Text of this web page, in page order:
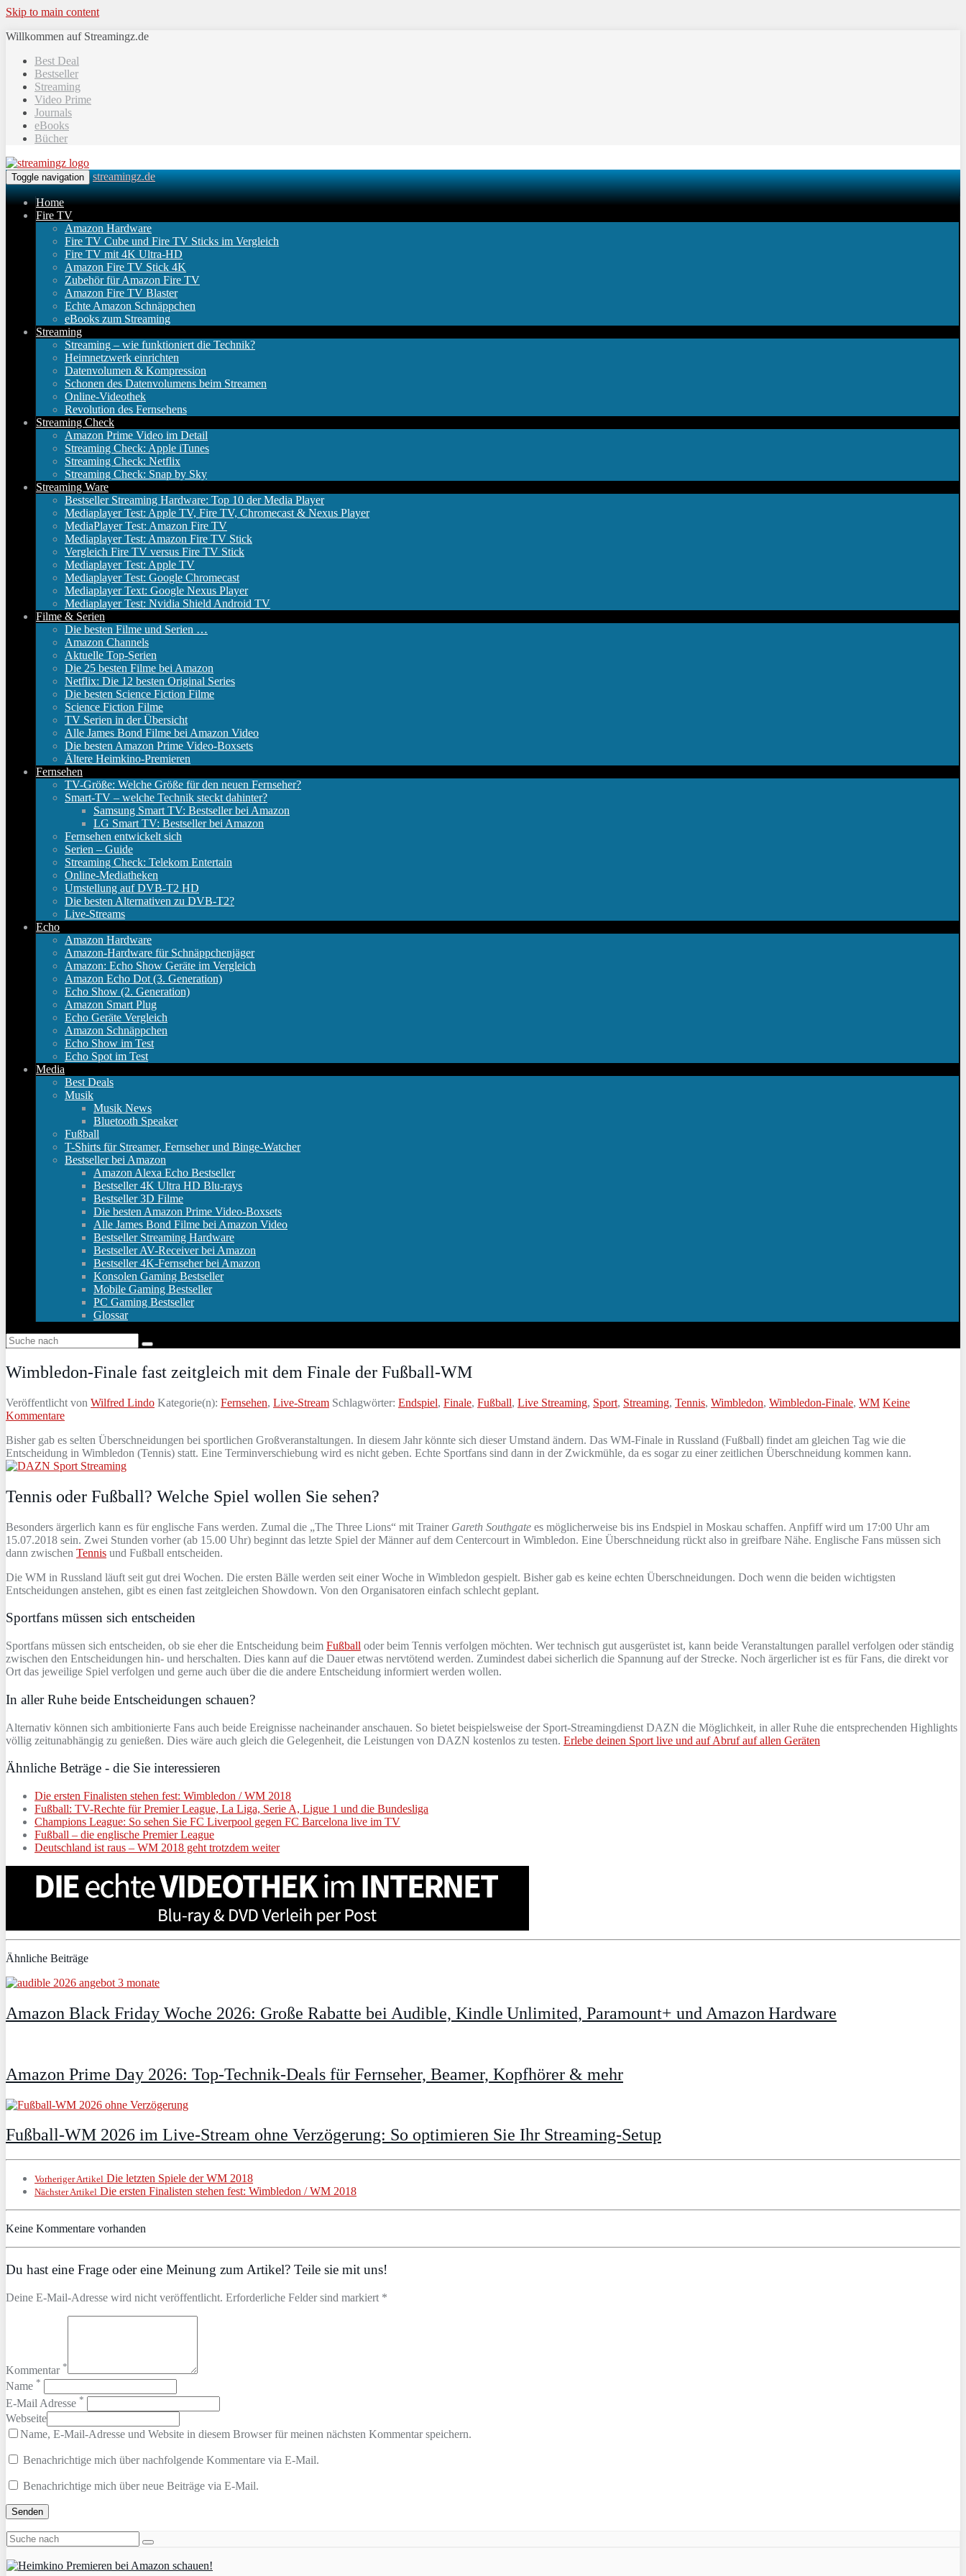
Skip to main content
Willkommen auf Streamingz.de
Best Deal
Bestseller
Streaming
Video Prime
Journals
eBooks
Bücher
Toggle navigation streamingz.de
Home
Fire TV
Amazon Hardware
Fire TV Cube und Fire TV Sticks im Vergleich
Fire TV mit 4K Ultra-HD
Amazon Fire TV Stick 4K
Zubehör für Amazon Fire TV
Amazon Fire TV Blaster
Echte Amazon Schnäppchen
eBooks zum Streaming
Streaming
Streaming – wie funktioniert die Technik?
Heimnetzwerk einrichten
Datenvolumen & Kompression
Schonen des Datenvolumens beim Streamen
Online-Videothek
Revolution des Fernsehens
Streaming Check
Amazon Prime Video im Detail
Streaming Check: Apple iTunes
Streaming Check: Netflix
Streaming Check: Snap by Sky
Streaming Ware
Bestseller Streaming Hardware: Top 10 der Media Player
Mediaplayer Test: Apple TV, Fire TV, Chromecast & Nexus Player
MediaPlayer Test: Amazon Fire TV
Mediaplayer Test: Amazon Fire TV Stick
Vergleich Fire TV versus Fire TV Stick
Mediaplayer Test: Apple TV
Mediaplayer Test: Google Chromecast
Mediaplayer Text: Google Nexus Player
Mediaplayer Test: Nvidia Shield Android TV
Filme & Serien
Die besten Filme und Serien …
Amazon Channels
Aktuelle Top-Serien
Die 25 besten Filme bei Amazon
Netflix: Die 12 besten Original Series
Die besten Science Fiction Filme
Science Fiction Filme
TV Serien in der Übersicht
Alle James Bond Filme bei Amazon Video
Die besten Amazon Prime Video-Boxsets
Ältere Heimkino-Premieren
Fernsehen
TV-Größe: Welche Größe für den neuen Fernseher?
Smart-TV – welche Technik steckt dahinter?
Samsung Smart TV: Bestseller bei Amazon
LG Smart TV: Bestseller bei Amazon
Fernsehen entwickelt sich
Serien – Guide
Streaming Check: Telekom Entertain
Online-Mediatheken
Umstellung auf DVB-T2 HD
Die besten Alternativen zu DVB-T2?
Live-Streams
Echo
Amazon Hardware
Amazon-Hardware für Schnäppchenjäger
Amazon: Echo Show Geräte im Vergleich
Amazon Echo Dot (3. Generation)
Echo Show (2. Generation)
Amazon Smart Plug
Echo Geräte Vergleich
Amazon Schnäppchen
Echo Show im Test
Echo Spot im Test
Media
Best Deals
Musik
Musik News
Bluetooth Speaker
Fußball
T-Shirts für Streamer, Fernseher und Binge-Watcher
Bestseller bei Amazon
Amazon Alexa Echo Bestseller
Bestseller 4K Ultra HD Blu-rays
Bestseller 3D Filme
Die besten Amazon Prime Video-Boxsets
Alle James Bond Filme bei Amazon Video
Bestseller Streaming Hardware
Bestseller AV-Receiver bei Amazon
Bestseller 4K-Fernseher bei Amazon
Konsolen Gaming Bestseller
Mobile Gaming Bestseller
PC Gaming Bestseller
Glossar
Wimbledon-Finale fast zeitgleich mit dem Finale der Fußball-WM
Veröffentlicht von Wilfred Lindo Kategorie(n): Fernsehen, Live-Stream Schlagwörter: Endspiel, Finale, Fußball, Live Streaming, Sport, Streaming, Tennis, Wimbledon, Wimbledon-Finale, WM Keine
Kommentare
Bisher gab es selten Überschneidungen bei sportlichen Großveranstaltungen. In diesem Jahr könnte sich dieser Umstand ändern. Das WM-Finale in Russland (Fußball) findet am gleichen Tag wie die
Entscheidung in Wimbledon (Tennis) statt. Eine Terminverschiebung wird es nicht geben. Echte Sportfans sind dann in der Zwickmühle, da es sogar zu einer zeitlichen Überschneidung kommen kann.
Tennis oder Fußball? Welche Spiel wollen Sie sehen?
Besonders ärgerlich kann es für englische Fans werden. Zumal die „The Three Lions“ mit Trainer Gareth Southgate es möglicherweise bis ins Endspiel in Moskau schaffen. Anpfiff wird um 17:00 Uhr am
15.07.2018 sein. Zwei Stunden vorher (ab 15.00 Uhr) beginnt das letzte Spiel der Männer auf dem Centercourt in Wimbledon. Eine Überschneidung rückt also in greifbare Nähe. Englische Fans müssen sich
dann zwischen Tennis und Fußball entscheiden.
Die WM in Russland läuft seit gut drei Wochen. Die ersten Bälle werden seit einer Woche in Wimbledon gespielt. Bisher gab es keine echten Überschneidungen. Doch wenn die beiden wichtigsten
Entscheidungen anstehen, gibt es einen fast zeitgleichen Showdown. Von den Organisatoren einfach schlecht geplant.
Sportfans müssen sich entscheiden
Sportfans müssen sich entscheiden, ob sie eher die Entscheidung beim Fußball oder beim Tennis verfolgen möchten. Wer technisch gut ausgerüstet ist, kann beide Veranstaltungen parallel verfolgen oder ständig
zwischen den Entscheidungen hin- und herschalten. Dies kann auf die Dauer etwas nervtötend werden. Zumindest dabei sicherlich die Spannung auf der Strecke. Noch ärgerlicher ist es für Fans, die direkt vor
Ort das jeweilige Spiel verfolgen und gerne auch über die die andere Entscheidung informiert werden wollen.
In aller Ruhe beide Entscheidungen schauen?
Alternativ können sich ambitionierte Fans auch beide Ereignisse nacheinander anschauen. So bietet beispielsweise der Sport-Streamingdienst DAZN die Möglichkeit, in aller Ruhe die entsprechenden Highlights
völlig zeitunabhängig zu genießen. Dies wäre auch gleich die Gelegenheit, die Leistungen von DAZN kostenlos zu testen. Erlebe deinen Sport live und auf Abruf auf allen Geräten
Ähnliche Beträge - die Sie interessieren
Die ersten Finalisten stehen fest: Wimbledon / WM 2018
Fußball: TV-Rechte für Premier League, La Liga, Serie A, Ligue 1 und die Bundesliga
Champions League: So sehen Sie FC Liverpool gegen FC Barcelona live im TV
Fußball – die englische Premier League
Deutschland ist raus – WM 2018 geht trotzdem weiter
Ähnliche Beiträge
Amazon Black Friday Woche 2026: Große Rabatte bei Audible, Kindle Unlimited, Paramount+ und Amazon Hardware
Amazon Prime Day 2026: Top-Technik-Deals für Fernseher, Beamer, Kopfhörer & mehr
Fußball-WM 2026 im Live-Stream ohne Verzögerung: So optimieren Sie Ihr Streaming-Setup
Vorheriger Artikel Die letzten Spiele der WM 2018
Nächster Artikel Die ersten Finalisten stehen fest: Wimbledon / WM 2018
Keine Kommentare vorhanden
Du hast eine Frage oder eine Meinung zum Artikel? Teile sie mit uns!
Deine E-Mail-Adresse wird nicht veröffentlicht. Erforderliche Felder sind markiert *
Kommentar *
Name *
E-Mail Adresse *
Webseite
Name, E-Mail-Adresse und Website in diesem Browser für meinen nächsten Kommentar speichern.
Benachrichtige mich über nachfolgende Kommentare via E-Mail.
Benachrichtige mich über neue Beiträge via E-Mail.